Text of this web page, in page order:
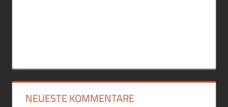
NEUESTE KOMMENTARE